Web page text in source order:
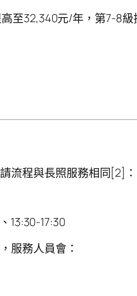
至32,340元/年，第7-8
流程與長照服務相同[2]：
13:30-17:30
服務人員會：